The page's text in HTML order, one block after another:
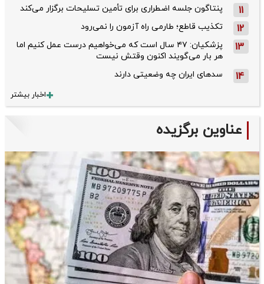
11 پنتاگون جلسه اضطراری برای تأمین تسلیحات برگزار می‌کند
12 تکذیب قاطع؛‌ طارمی راه آزمون را نمی‌رود
13
پزشکیان: ۴۷ سال است که می‌خواهیم درست عمل کنیم اما
هر بار می‌گویند اکنون وقتش نیست
14 سدهای ایران چه وضعیتی دارند
اخبار بیشتر
عناوین برگزیده